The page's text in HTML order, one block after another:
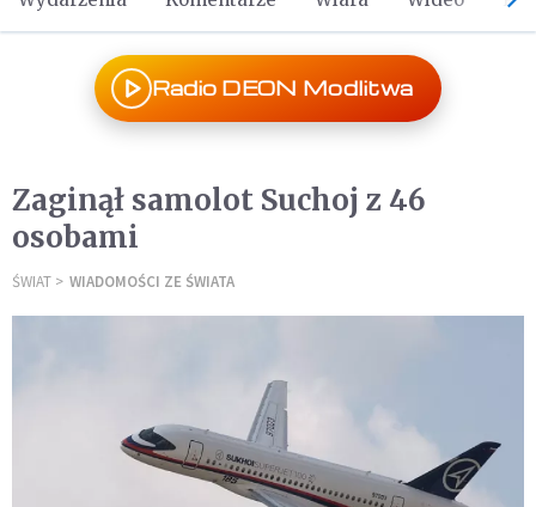
Radio DEON Modlitwa
Zaginął samolot Suchoj z 46
osobami
ŚWIAT WIADOMOŚCI ZE ŚWIATA